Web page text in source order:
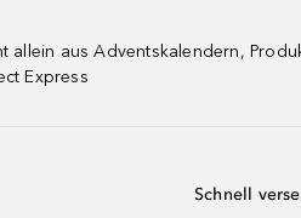
allein aus Adventskalendern,
Express
Schnell